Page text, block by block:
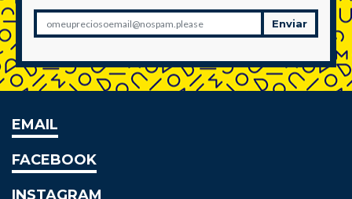
Enviar
EMAIL
FACEBOOK
INSTAGRAM